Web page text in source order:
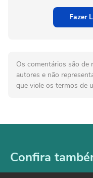
Fazer
Os comentários são de
autores e não
que viole os termos de
Confira